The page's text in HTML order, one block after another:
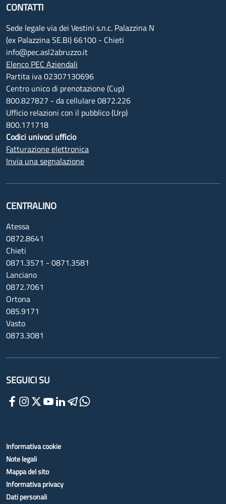
CONTATTI
Sede legale via dei Vestini s.n.c. Palazzina N
(ex Palazzina SE.BI) 66100 - Chieti
info@pec.asl2abruzzo.it
Elenco PEC Aziendali
Partita iva 02307130696
Centro unico di prenotazione (Cup)
800.827827 - da cellulare 0872.226
Ufficio relazioni con il pubblico (Urp)
800.171718
Codici univoci ufficio
Fatturazione elettronica
Invia una segnalazione
CENTRALINO
Atessa
0872.8641
Chieti
0871.3571 - 0871.3581
Lanciano
0872.7061
Ortona
085.9171
Vasto
0873.3081
SEGUICI SU
Informativa cookie
Note legali
Mappa del sito
Informativa privacy
Dati personali